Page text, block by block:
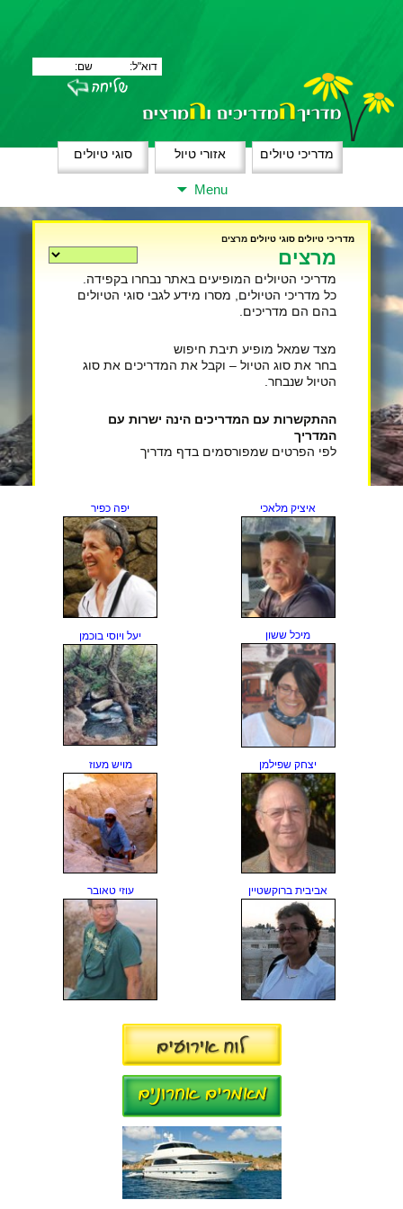
מדריכי טיולים אזורי טיול סוגי טיולים
Menu
content
מדריכי טיולים סוגי טיולים מרצים
מרצים
מדריכי הטיולים המופיעים באתר נבחרו בקפידה.
כל מדריכי הטיולים, מסרו מידע לגבי סוגי הטיולים
בהם הם מדריכים.
מצד שמאל מופיע תיבת חיפוש
בחר את סוג הטיול – וקבל את המדריכים את סוג
הטיול שנבחר.
ההתקשרות עם המדריכים הינה ישרות עם
המדריך
לפי הפרטים שמפורסמים בדף מדריך
איציק מלאכי יפה כפיר
מיכל ששון יעל ויוסי בוכמן
יצחק שפילמן מויש מעוז
אביבית ברוקשטיין עוזי טאובר